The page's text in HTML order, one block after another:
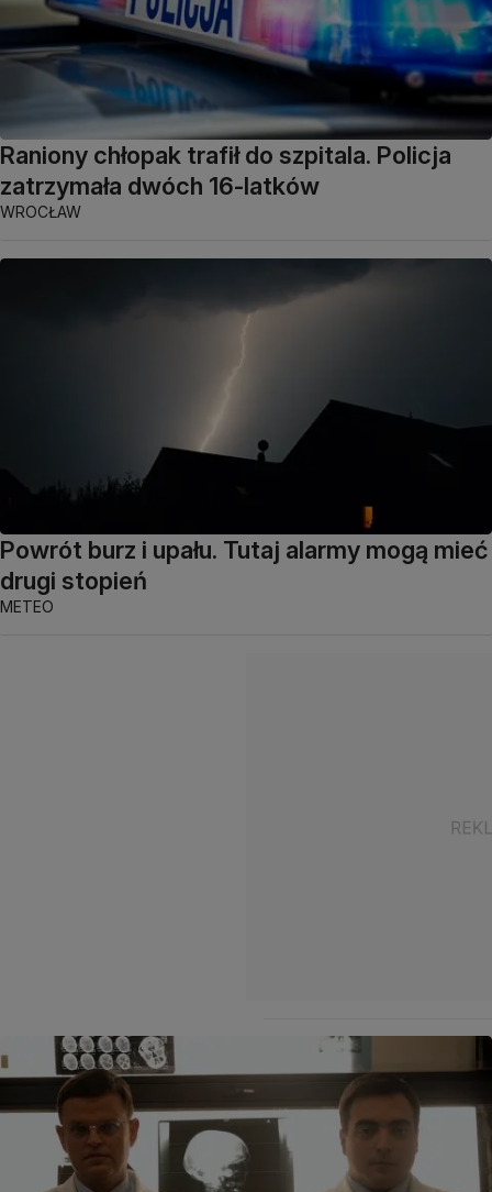
Raniony chłopak trafił do szpitala. Policja
zatrzymała dwóch 16-latków
WROCŁAW
Powrót burz i upału. Tutaj alarmy mogą mieć
drugi stopień
METEO